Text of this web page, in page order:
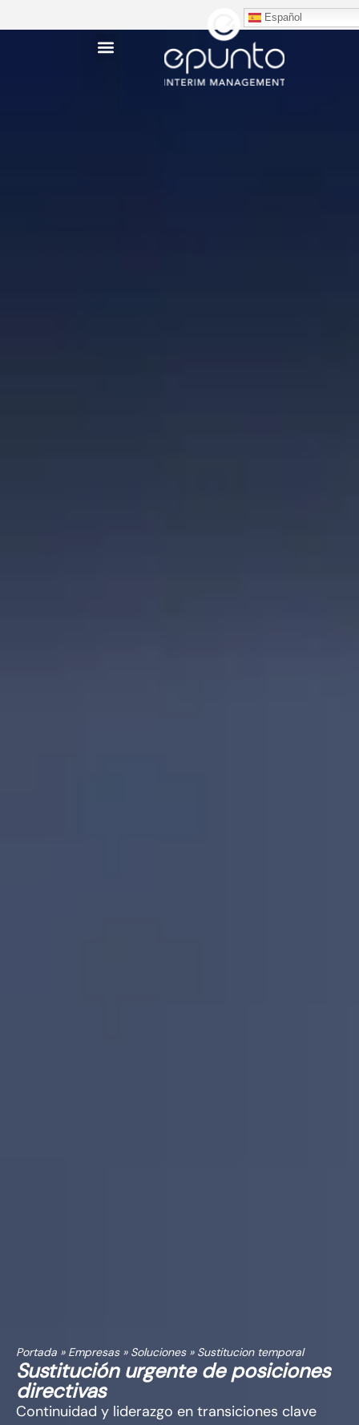
Portada » Empresas» Soluciones» Sustitucion temporal
Sustitución urgente de posiciones
directivas
Continuidad y liderazgo en transiciones clave
Español